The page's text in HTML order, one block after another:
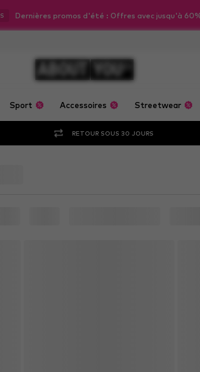
S Dernières promos d'été : Offres avec jusqu'à
ABOUT YOU
Sport Accessoires Streetwear
RETOUR SOUS 30 JOURS